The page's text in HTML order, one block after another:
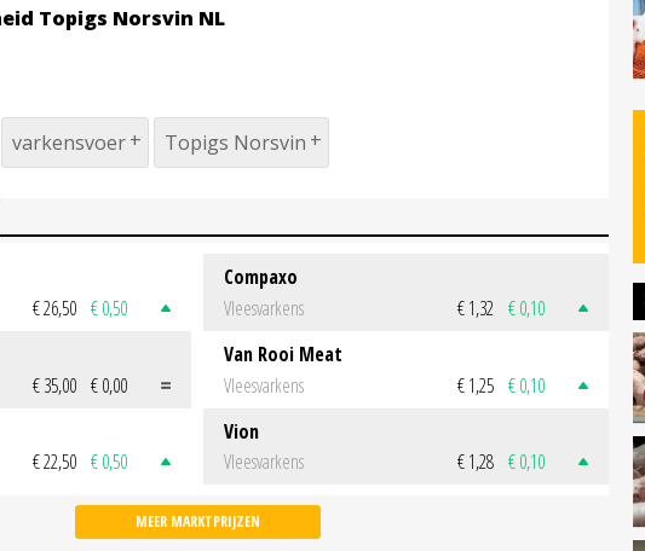
Topigs Norsvin NL
varkensvoer Topigs Norsvin
€ 26,50 € 0,50
€ 35,00 € 0,00
€ 22,50 € 0,50
Compaxo
Vleesvarkens
€ 1,32 € 0,10
Van Rooi Meat
Vleesvarkens
€ 1,25 € 0,10
Vion
Vleesvarkens
€ 1,28 € 0,10
MEER MARKTPRIJZEN